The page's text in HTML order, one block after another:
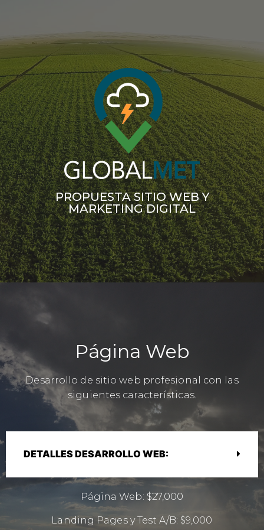
PROPUESTA SITIO WEB Y
MARKETING DIGITAL
Página Web
Desarrollo de sitio web profesional con las
siguientes características.
DETALLES DESARROLLO WEB:
Página Web: $27,000
Landing Pages y Test A/B: $9,000